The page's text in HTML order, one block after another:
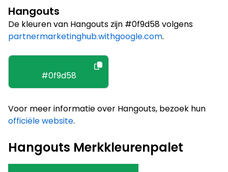
Hangouts
De kleuren van Hangouts zijn #0f9d58 volgens
partnermarketinghub.withgoogle.com.
#0f9d58
Voor meer informatie over Hangouts, bezoek hun
officiële website.
Hangouts Merkkleurenpalet